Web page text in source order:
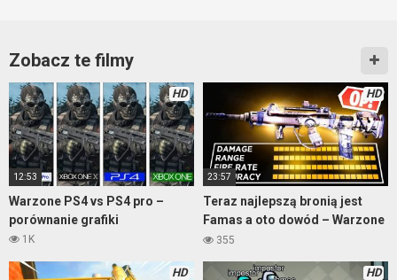
Zobacz te filmy
HD
12:53
Warzone PS4 vs PS4 pro –
porównanie grafiki
1K
HD
23:57
Teraz najlepszą bronią jest
Famas a oto dowód – Warzone
Cold War
355
HD HD